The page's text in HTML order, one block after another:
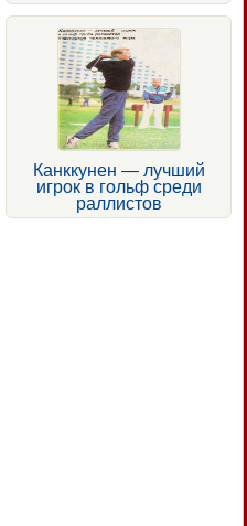
Канккунен — лучший
игрок в гольф среди
раллистов